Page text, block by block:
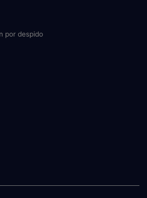
por despido